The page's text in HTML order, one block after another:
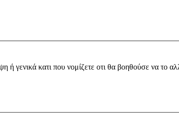
ή γενικά κατι που νομίζετε οτι θα βοηθούσε να το